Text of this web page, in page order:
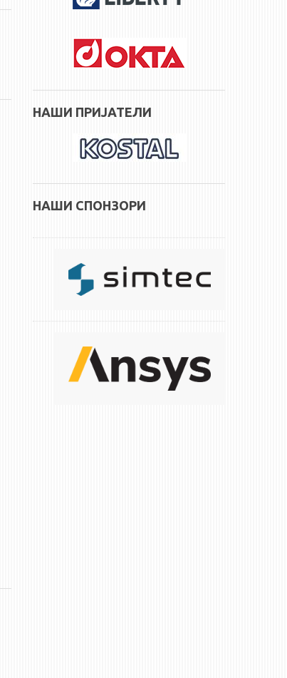
НАШИ ПРИЈАТЕЛИ
НАШИ СПОНЗОРИ